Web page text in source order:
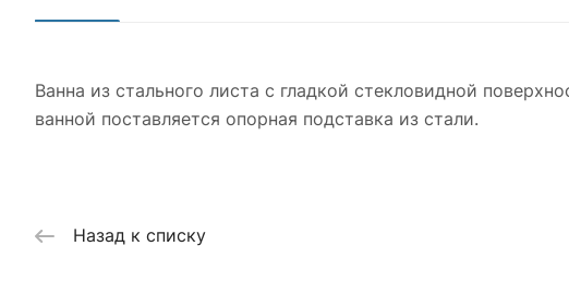
Ванна из стального листа с гладкой стекловидной
ванной поставляется опорная подставка из стали.
Назад к списку